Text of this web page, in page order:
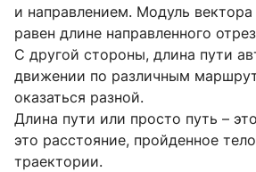
и направлением. Модуль
равен длине направленного
С другой стороны, длина пути
движении по различным
оказаться разной.
Длина пути или просто путь –
это расстояние, пройденное
траектории.